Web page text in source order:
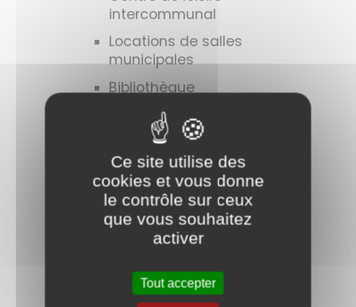
intercommunal
Locations de salles
municipales
Bibliothèque
Cimetière
Bulletins municipaux
Associations
Mutuelle "La Cirysienne"
Distributeur de billets
Ce site utilise des
cookies et vous donne
le contrôle sur ceux
que vous souhaitez
activer
Tout accepter